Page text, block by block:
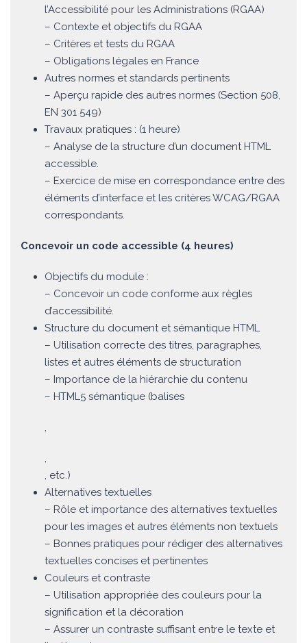
l’Accessibilité pour les Administrations (RGAA)
– Contexte et objectifs du RGAA
– Critères et tests du RGAA
– Obligations légales en France
Autres normes et standards pertinents
– Aperçu rapide des autres normes (Section 508,
EN 301 549)
Travaux pratiques : (1 heure)
– Analyse de la structure d’un document HTML
accessible.
– Exercice de mise en correspondance entre des
éléments d’interface et les critères WCAG/RGAA
correspondants.
Concevoir un code accessible (4 heures)
Objectifs du module :
– Concevoir un code conforme aux règles
d’accessibilité.
Structure du document et sémantique HTML
– Utilisation correcte des titres, paragraphes,
listes et autres éléments de structuration
– Importance de la hiérarchie du contenu
– HTML5 sémantique (balises
,
,
, etc.)
Alternatives textuelles
– Rôle et importance des alternatives textuelles
pour les images et autres éléments non textuels
– Bonnes pratiques pour rédiger des alternatives
textuelles concises et pertinentes
Couleurs et contraste
– Utilisation appropriée des couleurs pour la
signification et la décoration
– Assurer un contraste suffisant entre le texte et